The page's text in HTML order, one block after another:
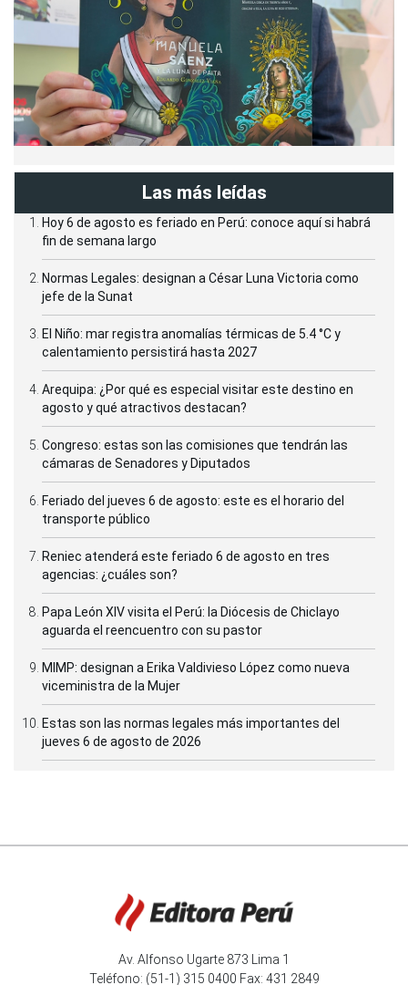
Las más leídas
Hoy 6 de agosto es feriado en Perú: conoce aquí si habrá
fin de semana largo
Normas Legales: designan a César Luna Victoria como
jefe de la Sunat
El Niño: mar registra anomalías térmicas de 5.4 °C y
calentamiento persistirá hasta 2027
Arequipa: ¿Por qué es especial visitar este destino en
agosto y qué atractivos destacan?
Congreso: estas son las comisiones que tendrán las
cámaras de Senadores y Diputados
Feriado del jueves 6 de agosto: este es el horario del
transporte público
Reniec atenderá este feriado 6 de agosto en tres
agencias: ¿cuáles son?
Papa León XIV visita el Perú: la Diócesis de Chiclayo
aguarda el reencuentro con su pastor
MIMP: designan a Erika Valdivieso López como nueva
viceministra de la Mujer
Estas son las normas legales más importantes del
jueves 6 de agosto de 2026
Av. Alfonso Ugarte 873 Lima 1
Teléfono: (51-1) 315 0400 Fax: 431 2849